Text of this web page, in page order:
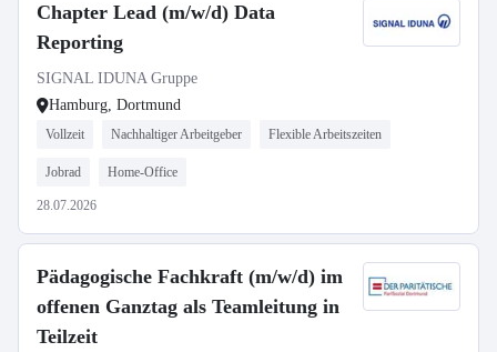
Chapter Lead (m/w/d) Data
Reporting
SIGNAL IDUNA Gruppe
Hamburg, Dortmund
Vollzeit Nachhaltiger Arbeitgeber Flexible Arbeitszeiten
Jobrad Home-Office
28.07.2026
Pädagogische Fachkraft (m/w/d) im
offenen Ganztag als Teamleitung in
Teilzeit